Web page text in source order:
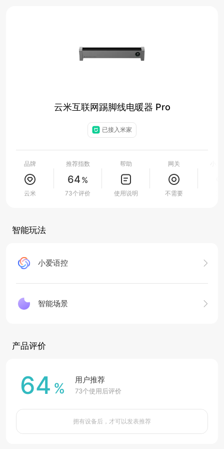
云米互联网踢脚线电暖器 Pro
已接入米家
品牌
云米
推荐指数
64 %
73个评价
帮助
使用说明
网关
不需要
智能玩法
小爱语控
智能场景
产品评价
64 % 用户推荐
73个使用后评价
拥有设备后，才可以发表推荐